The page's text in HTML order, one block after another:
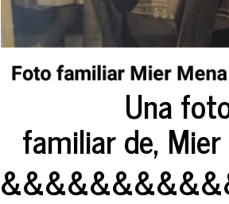
Una
familiar de, Mier